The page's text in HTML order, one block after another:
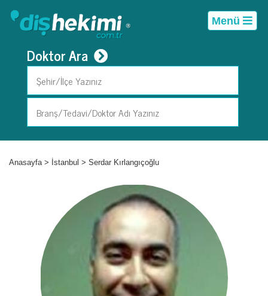
Menü
Doktor Ara
Anasayfa> İstanbul > Serdar Kırlangıçoğlu